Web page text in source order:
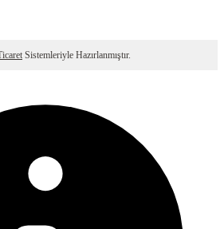
Sistemleriyle Hazırlanmıştır.